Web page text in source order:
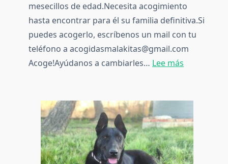
mesecillos de edad.Necesita acogimiento
hasta encontrar para él su familia definitiva.Si
puedes acogerlo, escríbenos un mail con tu
teléfono a acogidasmalakitas@gmail.com
Acoge!Ayúdanos a cambiarles… Lee más